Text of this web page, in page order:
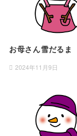
お母さん雪だるま
2024年11月9日